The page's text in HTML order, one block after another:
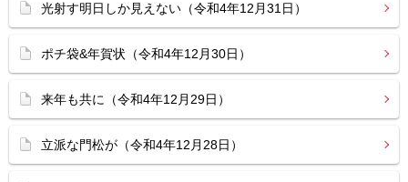
光射す明日しか見えない（令和4年12月31日）
ポチ袋&年賀状（令和4年12月30日）
来年も共に（令和4年12月29日）
立派な門松が（令和4年12月28日）